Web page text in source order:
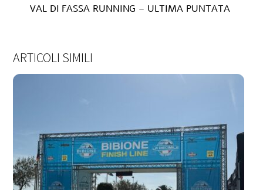
VAL DI FASSA RUNNING – ULTIMA PUNTATA
ARTICOLI SIMILI